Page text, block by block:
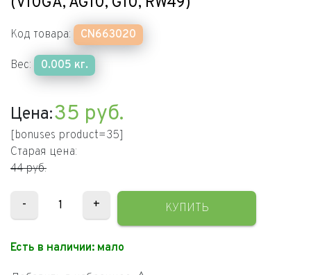
Код товара: CN663020
Вес: 0.005 кг.
Цена:35 руб.
[bonuses product=35]
Старая цена:
44 руб.
- + КУПИТЬ
Есть в наличии: мало